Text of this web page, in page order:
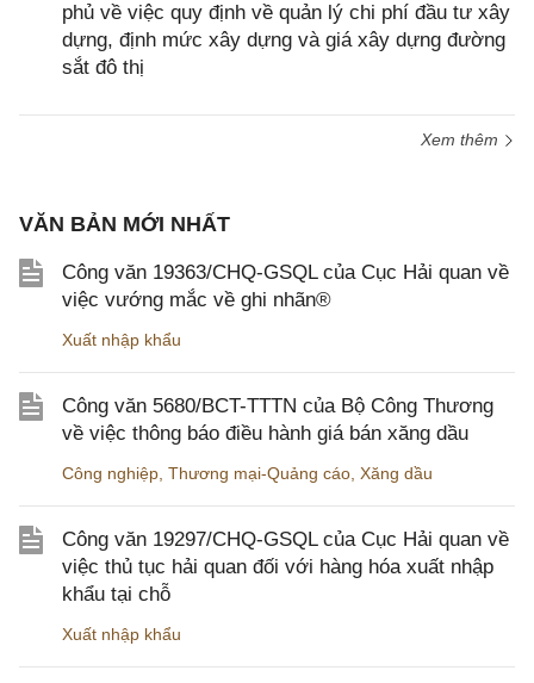
phủ về việc quy định về quản lý chi phí đầu tư xây
dựng, định mức xây dựng và giá xây dựng đường
sắt đô thị
Xem thêm
VĂN BẢN MỚI NHẤT
Công văn 19363/CHQ-GSQL của Cục Hải quan về
việc vướng mắc về ghi nhãn®
Xuất nhập khẩu
Công văn 5680/BCT-TTTN của Bộ Công Thương
về việc thông báo điều hành giá bán xăng dầu
Công nghiệp Thương mại-Quảng cáo Xăng dầu
Công văn 19297/CHQ-GSQL của Cục Hải quan về
việc thủ tục hải quan đối với hàng hóa xuất nhập
khẩu tại chỗ
Xuất nhập khẩu